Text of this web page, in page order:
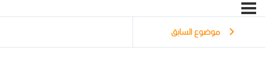
موضوع السابق